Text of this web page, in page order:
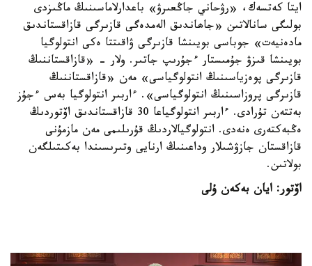
ايتا كەتسەك، «رۋحاني جاڭعىرۋ» باعدارلاماسىنىڭ ماڭىزدى
بولىگى سانالاتىن «جاھاندىق الەمدەگى قازىرگى قازاقستاندىق
مادەنيەت» جوباسى بويىنشا قازىرگى ۋاقىتتا ەكى انتولوگيا
بويىنشا قىزۋ جۇمىستار ءجۇرىپ جاتىر. ولار - «قازاقستاننىڭ
قازىرگى پوەزياسىنىڭ انتولوگياسى» مەن «قازاقستاننىڭ
قازىرگى پروزاسىنىڭ انتولوگياسى». ءاربىر انتولوگيا بەس ءجۇز
بەتتەن تۇرادى. ءاربىر انتولوگياعا 30 قازاقستاندىق اۆتوردىڭ
ەڭبەكتەرى ەنەدى. انتولوگيالاردىڭ قۇرىلىمى مەن مازمۇنى
قازاقستان جازۋشىلار وداعىنىڭ ارنايى وتىرىسىندا بەكىتىلگەن
بولاتىن.
اۆتور: ايان بەكەن ۇلى